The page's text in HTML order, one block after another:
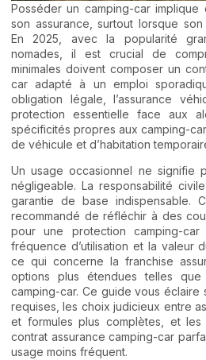
Posséder un camping-car
son assurance, surtout lorsque
En 2025, avec la popularité
nomades, il est crucial de
minimales doivent composer un
car adapté à un emploi
obligation légale, l’assurance
protection essentielle face aux
spécificités propres aux camping-
de véhicule et d’habitation
Un usage occasionnel ne signifie
négligeable. La responsabilité
garantie de base indispensable.
recommandé de réfléchir à des
pour une protection camping-
fréquence d’utilisation et la valeur
ce qui concerne la franchise
options plus étendues telles que
camping-car. Ce guide vous éclaire
requises, les choix judicieux entre
et formules plus complètes, et
contrat assurance camping-car
usage moins fréquent.